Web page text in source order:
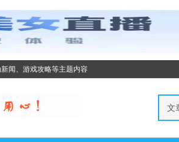
闻、游戏攻略等主题内容
文